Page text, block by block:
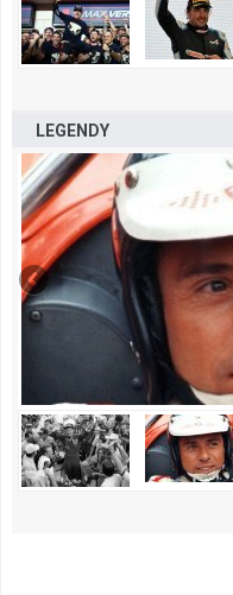
LEGENDY